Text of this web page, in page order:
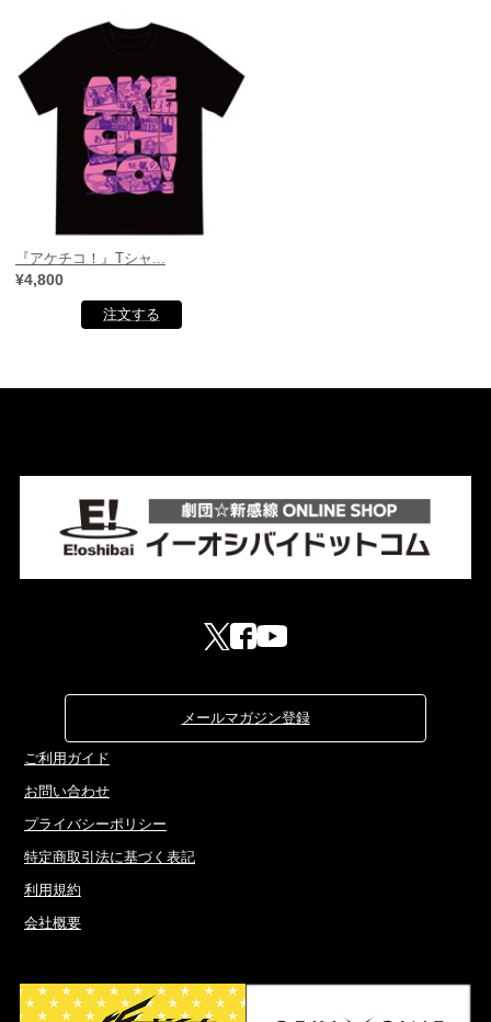
『アケチコ！』Tシャ...
¥4,800
メールマガジン登録
ご利用ガイド
お問い合わせ
プライバシーポリシー
特定商取引法に基づく表記
利用規約
会社概要